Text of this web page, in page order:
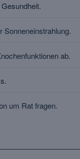
ab.
um Rat fragen.